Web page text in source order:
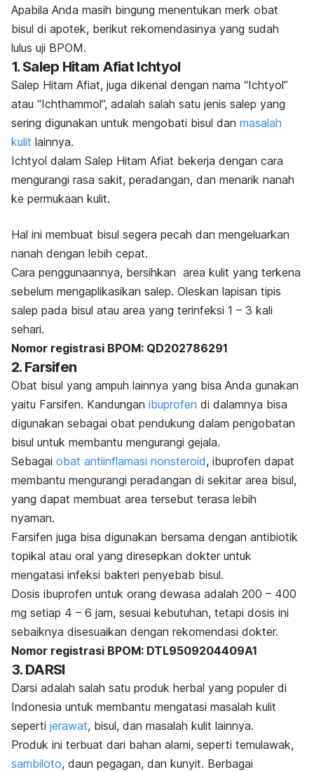
Apabila Anda masih bingung menentukan merk obat
bisul di apotek, berikut rekomendasinya yang sudah
lulus uji BPOM.
1. Salep Hitam Afiat Ichtyol
Salep Hitam Afiat, juga dikenal dengan nama “Ichtyol”
atau “Ichthammol”, adalah salah satu jenis salep yang
sering digunakan untuk mengobati bisul dan masalah
kulit lainnya.
Ichtyol dalam Salep Hitam Afiat bekerja dengan cara
mengurangi rasa sakit, peradangan, dan menarik nanah
ke permukaan kulit.
Hal ini membuat bisul segera pecah dan mengeluarkan
nanah dengan lebih cepat.
Cara penggunaannya, bersihkan area kulit yang terkena
sebelum mengaplikasikan salep. Oleskan lapisan tipis
salep pada bisul atau area yang terinfeksi 1 – 3 kali
sehari.
Nomor registrasi BPOM: QD202786291
2. Farsifen
Obat bisul yang ampuh lainnya yang bisa Anda gunakan
yaitu Farsifen. Kandungan ibuprofen di dalamnya bisa
digunakan sebagai obat pendukung dalam pengobatan
bisul untuk membantu mengurangi gejala.
Sebagai obat antiinflamasi nonsteroid, ibuprofen dapat
membantu mengurangi peradangan di sekitar area bisul,
yang dapat membuat area tersebut terasa lebih
nyaman.
Farsifen juga bisa digunakan bersama dengan antibiotik
topikal atau oral yang diresepkan dokter untuk
mengatasi infeksi bakteri penyebab bisul.
Dosis ibuprofen untuk orang dewasa adalah 200 – 400
mg setiap 4 – 6 jam, sesuai kebutuhan, tetapi dosis ini
sebaiknya disesuaikan dengan rekomendasi dokter.
Nomor registrasi BPOM: DTL9509204409A1
3. DARSI
Darsi adalah salah satu produk herbal yang populer di
Indonesia untuk membantu mengatasi masalah kulit
seperti jerawat, bisul, dan masalah kulit lainnya.
Produk ini terbuat dari bahan alami, seperti temulawak,
sambiloto, daun pegagan, dan kunyit. Berbagai